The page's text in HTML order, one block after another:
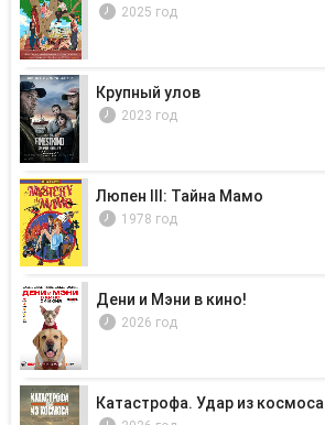
2025 год
Крупный улов
2023 год
Люпен III: Тайна Мамо
1978 год
Дени и Мэни в кино!
2026 год
Катастрофа. Удар из космоса